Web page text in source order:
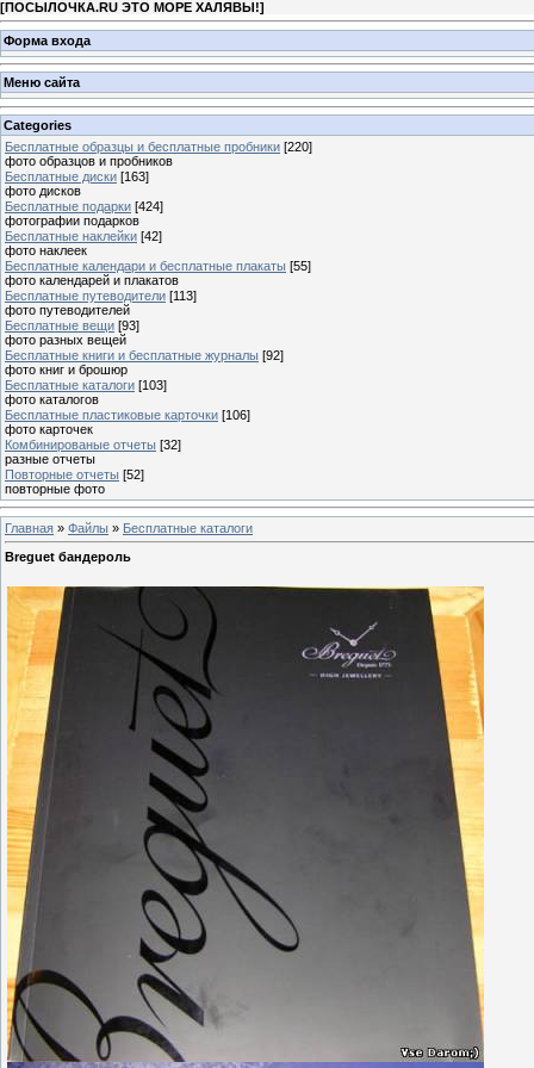
[ПОСЫЛОЧКА.RU ЭТО МОРЕ ХАЛЯВЫ!]
Форма входа
Меню сайта
Categories
Бесплатные образцы и бесплатные пробники [220]
фото образцов и пробников
Бесплатные диски [163]
фото дисков
Бесплатные подарки [424]
фотографии подарков
Бесплатные наклейки [42]
фото наклеек
Бесплатные календари и бесплатные плакаты [55]
фото календарей и плакатов
Бесплатные путеводители [113]
фото путеводителей
Бесплатные вещи [93]
фото разных вещей
Бесплатные книги и бесплатные журналы [92]
фото книг и брошюр
Бесплатные каталоги [103]
фото каталогов
Бесплатные пластиковые карточки [106]
фото карточек
Комбинированые отчеты [32]
разные отчеты
Повторные отчеты [52]
повторные фото
Главная » Файлы » Бесплатные каталоги
Breguet бандероль